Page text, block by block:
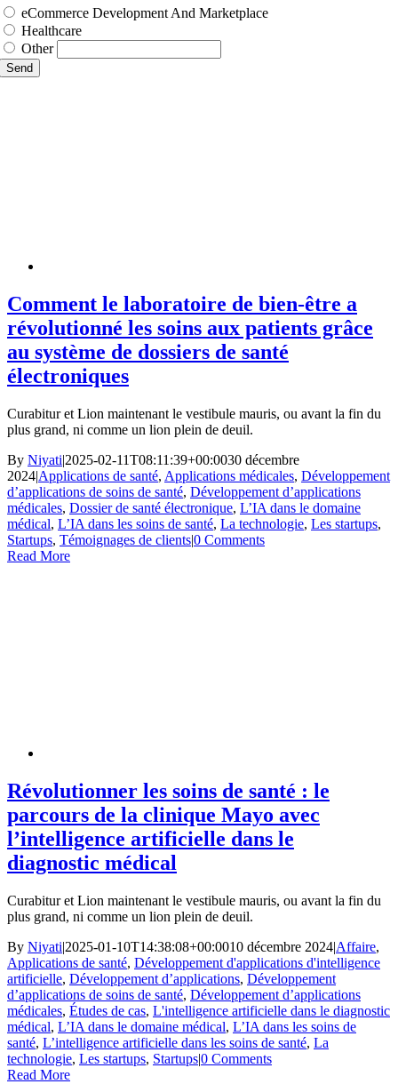
eCommerce Development And Marketplace
Healthcare
Other
Send
Comment le laboratoire de bien-être a
révolutionné les soins aux patients grâce
au système de dossiers de santé
électroniques
Curabitur et Lion maintenant le vestibule mauris, ou avant la fin du
plus grand, ni comme un lion plein de deuil.
By Niyati|2025-02-11T08:11:39+00:0030 décembre
2024|Applications de santé, Applications médicales, Développement
d’applications de soins de santé, Développement d’applications
médicales, Dossier de santé électronique, L’IA dans le domaine
médical, L’IA dans les soins de santé, La technologie, Les startups,
Startups, Témoignages de clients|0 Comments
Read More
Révolutionner les soins de santé : le
parcours de la clinique Mayo avec
l’intelligence artificielle dans le
diagnostic médical
Curabitur et Lion maintenant le vestibule mauris, ou avant la fin du
plus grand, ni comme un lion plein de deuil.
By Niyati|2025-01-10T14:38:08+00:0010 décembre 2024|Affaire,
Applications de santé, Développement d'applications d'intelligence
artificielle, Développement d’applications, Développement
d’applications de soins de santé, Développement d’applications
médicales, Études de cas, L'intelligence artificielle dans le diagnostic
médical, L’IA dans le domaine médical, L’IA dans les soins de
santé, L’intelligence artificielle dans les soins de santé, La
technologie, Les startups, Startups|0 Comments
Read More